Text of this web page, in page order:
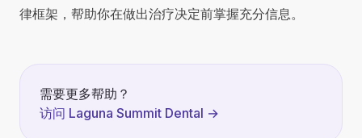
律框架，帮助你在做出治疗决定前掌握充分信息。
需要更多帮助？
访问 Laguna Summit Dental →